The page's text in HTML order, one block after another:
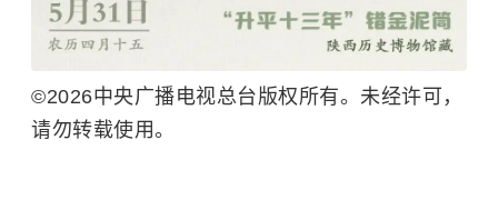
©2026中央广播电视总台版权所有。未经许可，
请勿转载使用。